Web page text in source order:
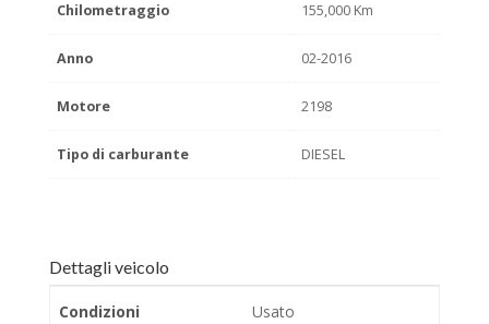
Chilometraggio 155,000 Km
Anno 02-2016
Motore 2198
Tipo di carburante DIESEL
Dettagli veicolo
Condizioni Usato